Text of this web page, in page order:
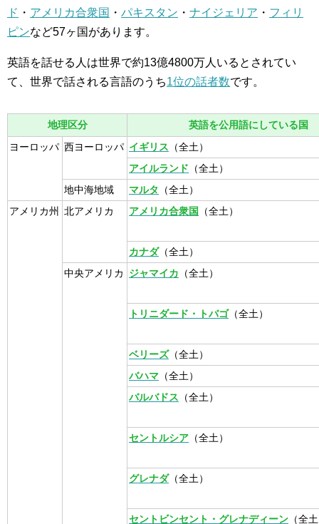
ド ・ アメリカ合衆国 ・ パキスタン ・ ナイジェリア ・ フィリ
ピンなど57ヶ国があります。
英語を話せる人は世界で約13億4800万人いるとされてい
て、世界で話される言語のうち1位の話者数です。
地理区分 英語を公用語にしている国
ヨーロッパ 西ヨーロッパ イギリス （全土）
アイルランド （全土）
地中海地域
マルタ
（全土）
アメリカ州
北アメリカ アメリカ合衆国 （全土）
カナダ（全土）
中央アメリカ
ジャマイカ （全土）
トリニダード・トバゴ（全土）
ベリーズ（全土）
バハマ （全土）
バルバドス （全土）
セントルシア （全土）
グレナダ（全土）
セントビンセント・グレナディーン （全